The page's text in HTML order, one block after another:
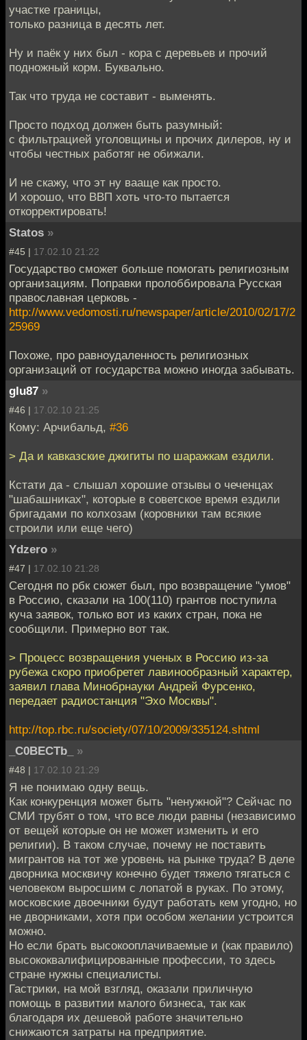
участке границы,
только разница в десять лет.
Ну и паёк у них был - кора с деревьев и прочий
подножный корм. Буквально.
Так что труда не составит - выменять.
Просто подход должен быть разумный:
с фильтрацией уголовщины и прочих дилеров, ну и
чтобы честных работяг не обижали.
И не скажу, что эт ну вааще как просто.
И хорошо, что ВВП хоть что-то пытается
откорректировать!
Statos »
#45 | 17.02.10 21:22
Государство сможет больше помогать религиозным
организациям. Поправки пролоббировала Русская
православная церковь -
http://www.vedomosti.ru/newspaper/article/2010/02/17/2
25969
Похоже, про равноудаленность религиозных
организаций от государства можно иногда забывать.
glu87 »
#46 | 17.02.10 21:25
Кому: Арчибальд, #36
> Да и кавказские джигиты по шаражкам ездили.
Кстати да - слышал хорошие отзывы о чеченцах
"шабашниках", которые в советское время ездили
бригадами по колхозам (коровники там всякие
строили или еще чего)
Ydzero »
#47 | 17.02.10 21:28
Сегодня по рбк сюжет был, про возвращение "умов"
в Россию, сказали на 100(110) грантов поступила
куча заявок, только вот из каких стран, пока не
сообщили. Примерно вот так.
> Процесс возвращения ученых в Россию из-за
рубежа скоро приобретет лавинообразный характер,
заявил глава Минобрнауки Андрей Фурсенко,
передает радиостанция "Эхо Москвы".
http://top.rbc.ru/society/07/10/2009/335124.shtml
_C0BECTb_
»
#48 | 17.02.10 21:29
Я не понимаю одну вещь.
Как конкуренция может быть "ненужной"? Сейчас по
СМИ трубят о том, что все люди равны (независимо
от вещей которые он не может изменить и его
религии). В таком случае, почему не поставить
мигрантов на тот же уровень на рынке труда? В деле
дворника москвичу конечно будет тяжело тягаться с
человеком выросшим с лопатой в руках. По этому,
московские двоечники будут работать кем угодно, но
не дворниками, хотя при особом желании устроится
можно.
Но если брать высокооплачиваемые и (как правило)
высококвалифицированные профессии, то здесь
стране нужны специалисты.
Гастрики, на мой взгляд, оказали приличную
помощь в развитии малого бизнеса, так как
благодаря их дешевой работе значительно
снижаются затраты на предприятие.